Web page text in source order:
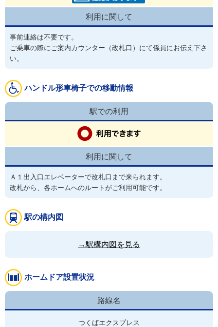
利用に関して
事前連絡は不要です。
ご乗車の際にご案内カウンター（改札口）にて係員にお伝え下さ
い。
ハンドル形車椅子での移動情報
駅での利用
利用に関して
Ａ１出入口エレベーターで改札口まで来られます。
改札から、各ホームへのルートがご利用可能です。
駅の構内図
→駅構内図を見る
ホームドア設置状況
路線名
つくばエクスプレス